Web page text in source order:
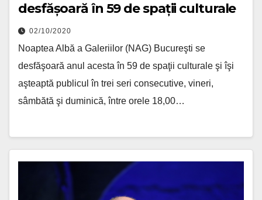
desfășoară în 59 de spații culturale
02/10/2020
Noaptea Albă a Galeriilor (NAG) Bucureşti se
desfăşoară anul acesta în 59 de spaţii culturale şi îşi
aşteaptă publicul în trei seri consecutive, vineri,
sâmbătă şi duminică, între orele 18,00…